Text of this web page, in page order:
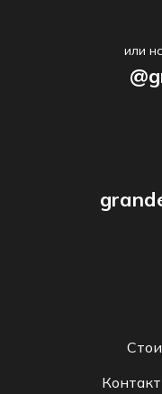
или